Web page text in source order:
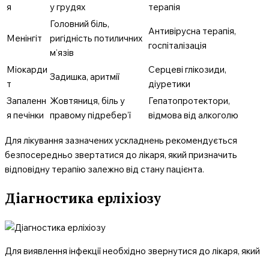
я
у грудях
терапія
Менінгіт
Головний біль,
ригідність потиличних
м’язів
Антивірусна терапія,
госпіталізація
Міокарди
т
Задишка, аритмії
Серцеві глікозиди,
діуретики
Запаленн
я печінки
Жовтяниця, біль у
правому підребер’ї
Гепатопротектори,
відмова від алкоголю
Для лікування зазначених ускладнень рекомендується
безпосередньо звертатися до лікаря, який призначить
відповідну терапію залежно від стану пацієнта.
Діагностика ерліхіозу
Для виявлення інфекції необхідно звернутися до лікаря, який